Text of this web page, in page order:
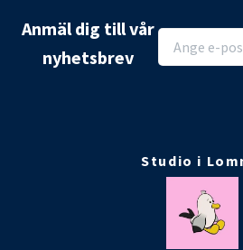
Anmäl dig till vår
nyhetsbrev
Studio i